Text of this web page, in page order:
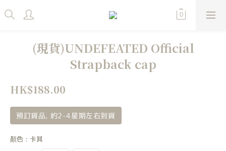
(現貨)UNDEFEATED Official
Strapback cap
HK$188.00
預訂貨品, 約2-4星期左右到貨
顏色 : 卡其